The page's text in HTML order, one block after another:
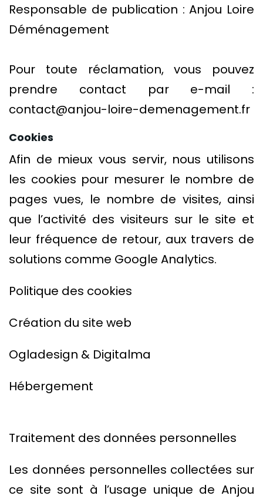
Responsable de publication : Anjou Loire
Déménagement
Pour toute réclamation, vous pouvez
prendre contact par e-mail :
contact@anjou-loire-demenagement.fr
Cookies
Afin de mieux vous servir, nous utilisons
les cookies pour mesurer le nombre de
pages vues, le nombre de visites, ainsi
que l’activité des visiteurs sur le site et
leur fréquence de retour, aux travers de
solutions comme Google Analytics.
Politique des cookies
Création du site web
Ogladesign & Digitalma
Hébergement
Traitement des données personnelles
Les données personnelles collectées sur
ce site sont à l’usage unique de Anjou